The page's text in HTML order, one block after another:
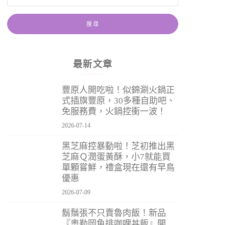
最新文章
豐原人開吃啦！似錦涮火鍋正
式插旗豐原，30多種自助吧、
免服務費，火鍋控衝一波！
2026-07-14
黑芝麻控暴動啦！芝初推出黑
芝麻Ｑ潤蛋黃酥，小7就能買
單顆嘗鮮，禮盒現在還有早鳥
優惠
2026-07-09
鬍鬚張不只賣魯肉飯！新品